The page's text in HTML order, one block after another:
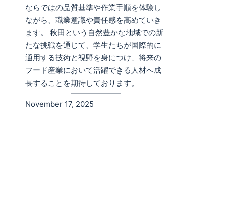
ならではの品質基準や作業手順を体験し
ながら、職業意識や責任感を高めていき
ます。 秋田という自然豊かな地域での新
たな挑戦を通じて、学生たちが国際的に
通用する技術と視野を身につけ、将来の
フード産業において活躍できる人材へ成
長することを期待しております。
November 17, 2025